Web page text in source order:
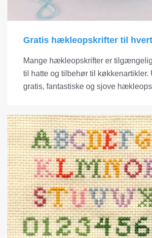
Gratis hækleopskrifter til
Mange hækleopskrifter er
til hatte og tilbehør til køkkenartikler.
gratis, fantastiske og sjove